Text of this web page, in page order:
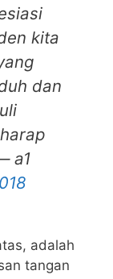
kita
dan
a1
adalah
tangan